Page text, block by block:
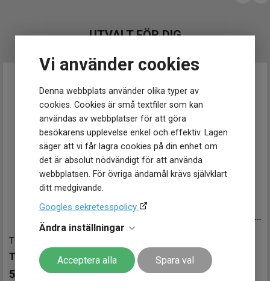
Vi använder cookies
Denna webbplats använder olika typer av
cookies. Cookies är små textfiler som kan
användas av webbplatser för att göra
besökarens upplevelse enkel och effektiv. Lagen
säger att vi får lagra cookies på din enhet om
det är absolut nödvändigt för att använda
webbplatsen. För övriga ändamål krävs självklart
ditt medgivande.
Googles sekretesspolicy
Ändra inställningar
Acceptera alla Spara val
Klockmaster Malmö, Mobilia Urhandel
Klockmaster Norrtälje
Klockmaster Nyköping
Klockmaster Nässjö
Klockmaster Stockholm, Fältöversten
Klockmaster Stockholm, Kista
Klockmaster Sundsvall
Klockmaster Tranås
Klockmaster Trollhättan
Klockmaster Ulricehamn
Klockmaster Uppsala, Gränby
Klockmaster Östersund
Mårtenssons Ur & Guld Halmstad
UTVALT FÖR DIG
T1584071604100
5 550 kr
SSJ039J1
SEIKO Astron Spiral Galaxy 41mm Limited Edition
Finns i lager